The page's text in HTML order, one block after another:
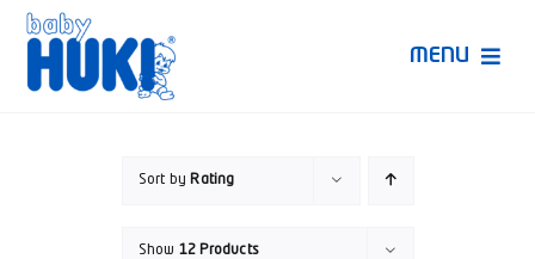
Skip
content
MENU
Sort by Rating
Show 12 Products